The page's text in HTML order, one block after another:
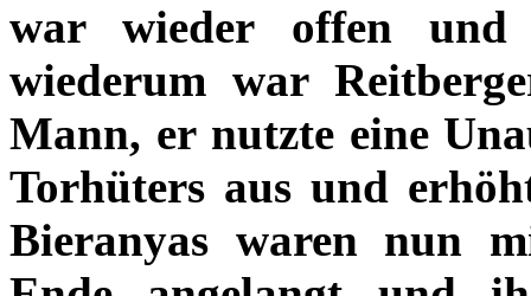
war wieder offen und
wiederum war
Mann, er nutzte eine
Torhüters aus und
Bieranyas waren nun